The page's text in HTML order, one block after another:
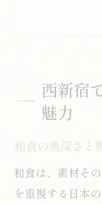
鰹の
職人技
和食の
繊細な
職人の
鰹を活
西新宿
魅力
和食の奥深さと
和食は、素材そ
を重視する日本